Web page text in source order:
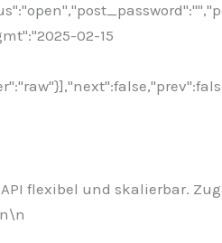
02-15
flexibel und skalierbar.
\n